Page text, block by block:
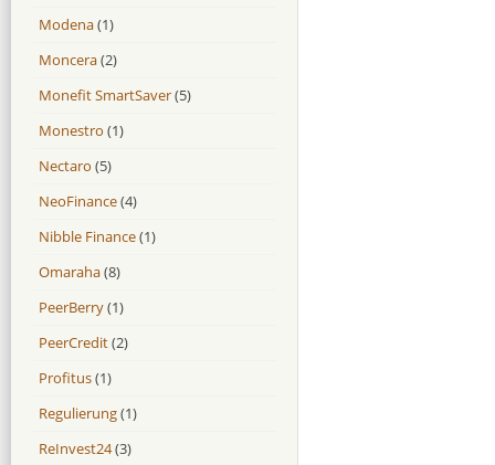
Modena(1)
Moncera(2)
Monefit SmartSaver(5)
Monestro (1)
Nectaro (5)
NeoFinance(4)
Nibble Finance(1)
Omaraha(8)
PeerBerry(1)
PeerCredit(2)
Profitus(1)
Regulierung(1)
ReInvest24(3)